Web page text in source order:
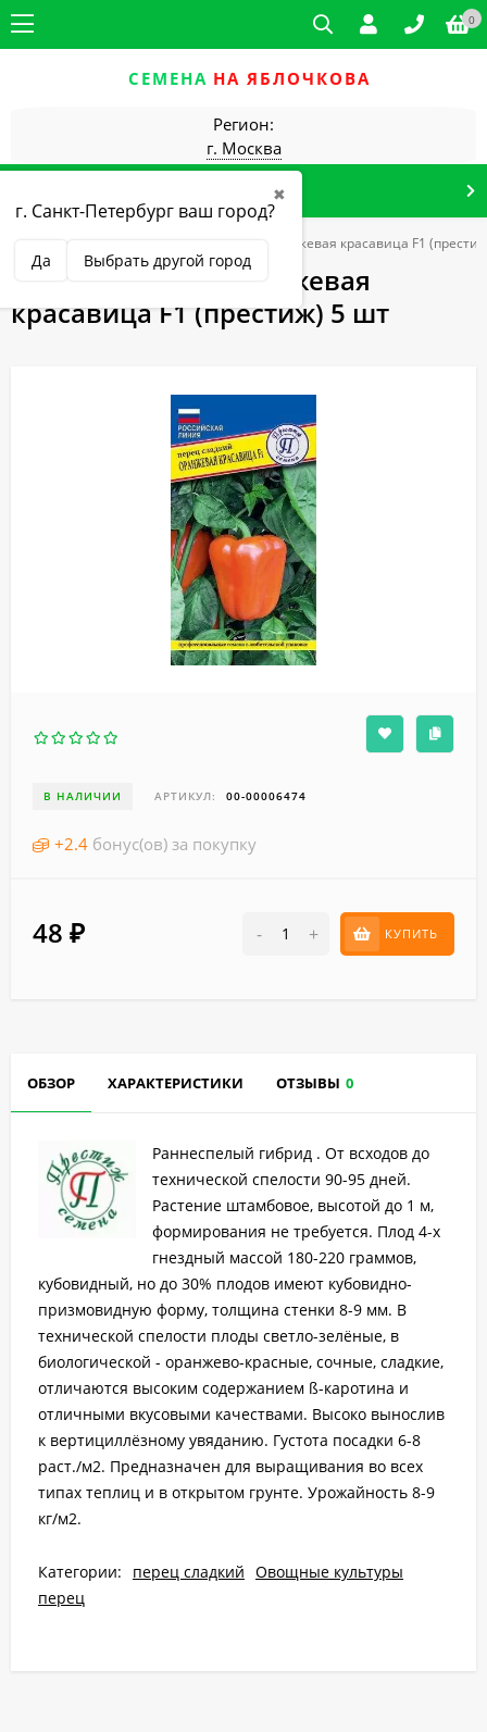
0
СЕМЕНА НА ЯБЛОЧКОВА
Регион:
г. Москва
✖
г. Санкт-Петербург ваш город?
Да Выбрать другой город
перец сладкий Перец сладкий Оранжевая красавица F1
Перец сладкий Оранжевая
красавица F1 (престиж) 5 шт
В НАЛИЧИИ АРТИКУЛ: 00-00006474
+2.4 бонус(ов) за покупку
48 ₽ - + КУПИТЬ
ОБЗОР ХАРАКТЕРИСТИКИ ОТЗЫВЫ 0
Раннеспелый гибрид . От всходов до
технической спелости 90-95 дней.
Растение штамбовое, высотой до 1 м,
формирования не требуется. Плод 4-х
гнездный массой 180-220 граммов,
кубовидный, но до 30% плодов имеют кубовидно-
призмовидную форму, толщина стенки 8-9 мм. В
технической спелости плоды светло-зелёные, в
биологической - оранжево-красные, сочные, сладкие,
отличаются высоким содержанием ß-каротина и
отличными вкусовыми качествами. Высоко вынослив
к вертициллёзному увяданию. Густота посадки 6-8
раст./м2. Предназначен для выращивания во всех
типах теплиц и в открытом грунте. Урожайность 8-9
кг/м2.
Категории: перец сладкий Овощные культуры
перец